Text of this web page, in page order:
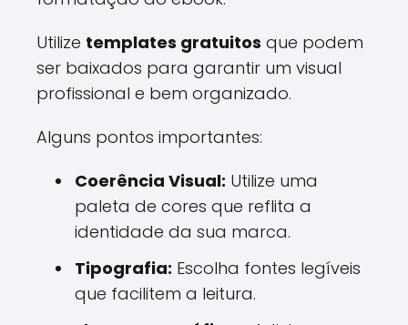
Utilize templates gratuitos que podem
ser baixados para garantir um visual
profissional e bem organizado.
Alguns pontos importantes:
Coerência Visual: Utilize uma
paleta de cores que reflita a
identidade da sua marca.
Tipografia: Escolha fontes legíveis
que facilitem a leitura.